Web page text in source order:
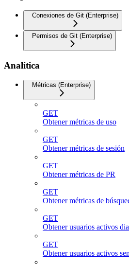
Conexiones de Git (Enterprise)
Permisos de Git (Enterprise)
Analítica
Métricas (Enterprise)
GET
Obtener métricas de uso
GET
Obtener métricas de sesión
GET
Obtener métricas de PR
GET
Obtener métricas de
GET
Obtener usuarios activos
GET
Obtener usuarios activos